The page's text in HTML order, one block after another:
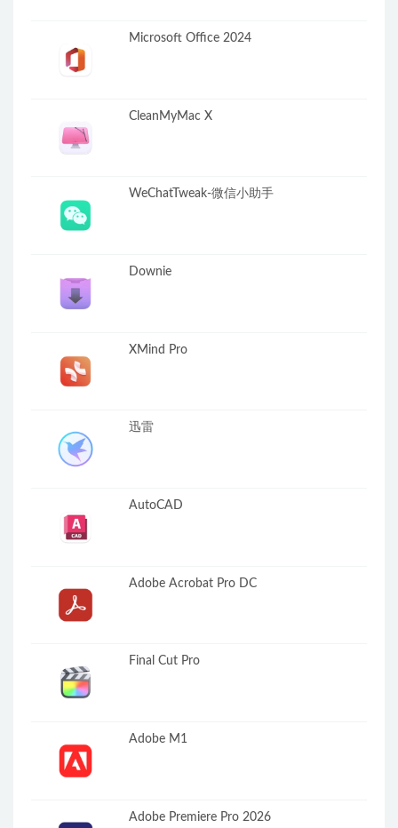
Microsoft Office 2024
CleanMyMac X
WeChatTweak-微信小助手
Downie
XMind Pro
迅雷
AutoCAD
Adobe Acrobat Pro DC
Final Cut Pro
Adobe M1
Adobe Premiere Pro 2026